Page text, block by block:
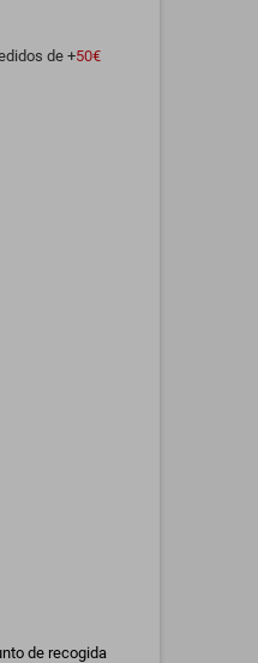
de +50€
de recogida